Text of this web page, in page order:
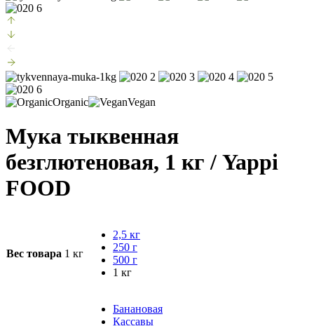
Organic Vegan
Мука тыквенная
безглютеновая, 1 кг / Yappi
FOOD
Вес товара 1 кг
2,5 кг
250 г
500 г
1 кг
Банановая
Кассавы